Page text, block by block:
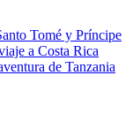
Tomé y Príncipe
a Costa Rica
de Tanzania